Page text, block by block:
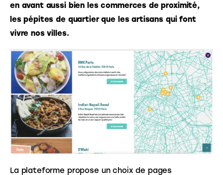
en avant aussi bien les commerces de proximité,
les pépites de quartier que les artisans qui font
vivre nos villes.
La plateforme propose un choix de pages